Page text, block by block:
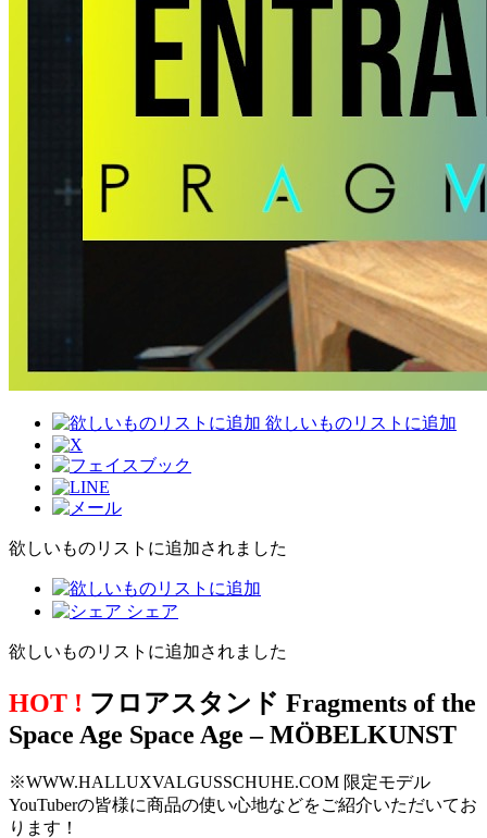
欲しいものリストに追加
欲しいものリストに追加されました
シェア
欲しいものリストに追加されました
HOT ! フロアスタンド Fragments of the
Space Age Space Age – MÖBELKUNST
※WWW.HALLUXVALGUSSCHUHE.COM 限定モデル
YouTuberの皆様に商品の使い心地などをご紹介いただいてお
ります！